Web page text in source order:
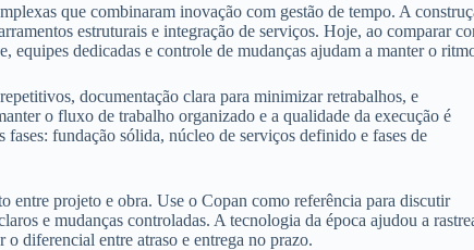
que combinaram inovação com gestão de tempo. A
estruturais e integração de serviços. Hoje, ao comparar
equipes dedicadas e controle de mudanças ajudam a manter o
documentação clara para minimizar retrabalhos, e
o fluxo de trabalho organizado e a qualidade da execução é
fundação sólida, núcleo de serviços definido e fases de
entre projeto e obra. Use o Copan como referência para discutir
e mudanças controladas. A tecnologia da época ajudou a
diferencial entre atraso e entrega no prazo.